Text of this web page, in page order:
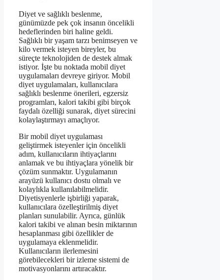
Diyet ve sağlıklı beslenme,
günümüzde pek çok insanın öncelikli
hedeflerinden biri haline geldi.
Sağlıklı bir yaşam tarzı benimseyen ve
kilo vermek isteyen bireyler, bu
süreçte teknolojiden de destek almak
istiyor. İşte bu noktada mobil diyet
uygulamaları devreye giriyor. Mobil
diyet uygulamaları, kullanıcılara
sağlıklı beslenme önerileri, egzersiz
programları, kalori takibi gibi birçok
faydalı özelliği sunarak, diyet sürecini
kolaylaştırmayı amaçlıyor.
Bir mobil diyet uygulaması
geliştirmek isteyenler için öncelikli
adım, kullanıcıların ihtiyaçlarını
anlamak ve bu ihtiyaçlara yönelik bir
çözüm sunmaktır. Uygulamanın
arayüzü kullanıcı dostu olmalı ve
kolaylıkla kullanılabilmelidir.
Diyetisyenlerle işbirliği yaparak,
kullanıcılara özelleştirilmiş diyet
planları sunulabilir. Ayrıca, günlük
kalori takibi ve alınan besin miktarının
hesaplanması gibi özellikler de
uygulamaya eklenmelidir.
Kullanıcıların ilerlemesini
görebilecekleri bir izleme sistemi de
motivasyonlarını artıracaktır.